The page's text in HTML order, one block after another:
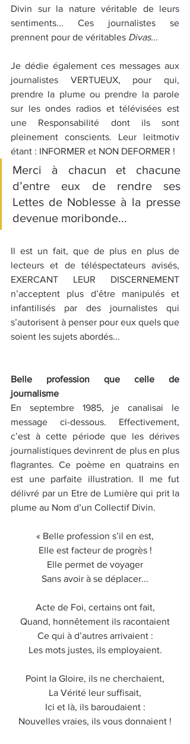
Divin sur la nature véritable de leurs
sentiments... Ces journalistes se
prennent pour de véritables Divas...
Je dédie également ces messages aux
journalistes VERTUEUX, pour qui,
prendre la plume ou prendre la parole
sur les ondes radios et télévisées est
une Responsabilité dont ils sont
pleinement conscients. Leur leitmotiv
étant : INFORMER et NON DEFORMER !
Merci à chacun et chacune
d’entre eux de rendre ses
Lettes de Noblesse à la presse
devenue moribonde...
Il est un fait, que de plus en plus de
lecteurs et de téléspectateurs avisés,
EXERCANT LEUR DISCERNEMENT
n’acceptent plus d’être manipulés et
infantilisés par des journalistes qui
s’autorisent à penser pour eux quels que
soient les sujets abordés...
Belle profession que celle de
journalisme
En septembre 1985, je canalisai le
message ci-dessous. Effectivement,
c’est à cette période que les dérives
journalistiques devinrent de plus en plus
flagrantes. Ce poème en quatrains en
est une parfaite illustration. Il me fut
délivré par un Etre de Lumière qui prit la
plume au Nom d’un Collectif Divin.
« Belle profession s’il en est,
Elle est facteur de progrès !
Elle permet de voyager
Sans avoir à se déplacer...
Acte de Foi, certains ont fait,
Quand, honnêtement ils racontaient
Ce qui à d’autres arrivaient :
Les mots justes, ils employaient.
Point la Gloire, ils ne cherchaient,
La Vérité leur suffisait,
Ici et là, ils baroudaient :
Nouvelles vraies, ils vous donnaient !